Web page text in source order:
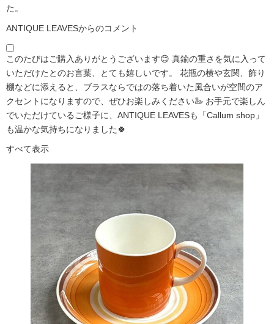
た。
ANTIQUE LEAVESからのコメント
このたびはご購入ありがとうございます😊 真鍮の重さを気に入って
いただけたとのお言葉、とても嬉しいです。 花瓶の横や玄関、飾り
棚などに添えると、ブラスならではの落ち着いた風合いが空間のア
クセントになりますので、ぜひお楽しみください🦢 お手元で楽しん
でいただけているご様子に、ANTIQUE LEAVESも「Callum shop」
も温かな気持ちになりました🍀
すべて表示